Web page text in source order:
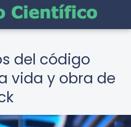
del código
vida y obra de